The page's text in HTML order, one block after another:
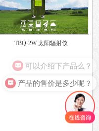
TBQ-2W 太阳辐射仪
产品的售价是多少呢？